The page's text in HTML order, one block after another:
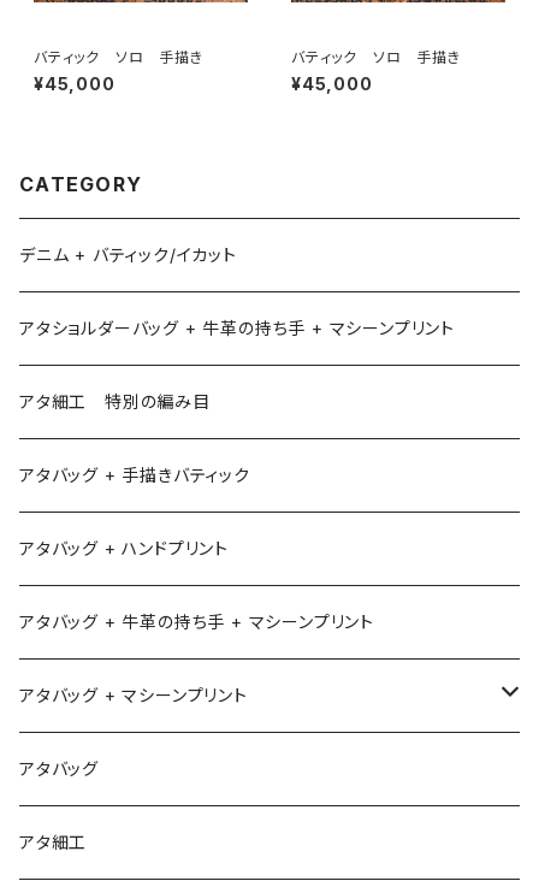
バティック ソロ 手描き
¥45,000
バティック ソロ 手描き
¥45,000
CATEGORY
デニム + バティック/イカット
アタショルダーバッグ + 牛革の持ち手 + マシーンプリント
アタ細工 特別の編み目
アタバッグ + 手描きバティック
アタバッグ + ハンドプリント
アタバッグ + 牛革の持ち手 + マシーンプリント
アタバッグ + マシーンプリント
1
2
アタバッグ
アタ細工